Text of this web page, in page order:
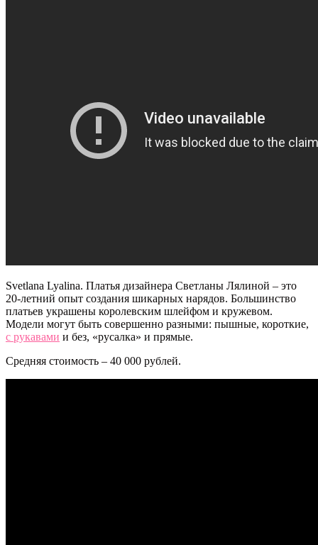
Svetlana Lyalina. Платья дизайнера Светланы Лялиной – это
20-летний опыт создания шикарных нарядов. Большинство
платьев украшены королевским шлейфом и кружевом.
Модели могут быть совершенно разными: пышные, короткие,
с рукавами и без, «русалка» и прямые.
Средняя стоимость – 40 000 рублей.